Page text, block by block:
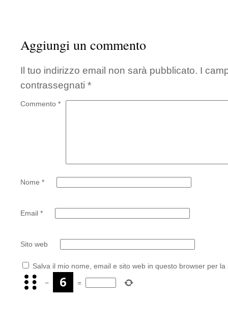
Aggiungi un commento
Il tuo indirizzo email non sarà pubblicato. I
contrassegnati *
Commento *
Nome *
Email *
Sito web
Salva il mio nome, email e sito web in questo browser per
− =